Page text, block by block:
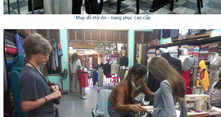
May đồ Hội An - trang phục cao cấp